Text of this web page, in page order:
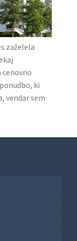
zaželela
cenovno
ki
vendar sem